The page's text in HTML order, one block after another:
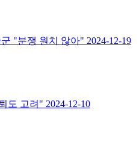
"분쟁 원치 않아" 2024-12-19
도 고려" 2024-12-10